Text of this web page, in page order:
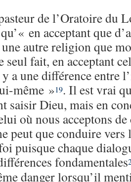
de l’Oratoire du
en acceptant que
autre religion que
seul fait, en acceptant
a une différence entre
même »19. Il est vrai
saisir Dieu, mais en
où nous acceptons
peut que conduire
puisque chaque
fondamentales
danger lorsqu’il